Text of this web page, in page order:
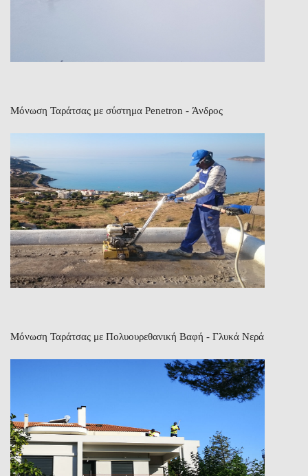
Μόνωση Ταράτσας με σύστημα Penetron - Άνδρος
Μόνωση Ταράτσας με Πολυουρεθανική Βαφή - Γλυκά Νερά